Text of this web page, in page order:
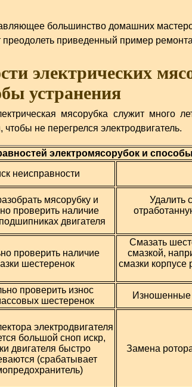
большинство домашних
приведенный пример
электрических
устранения
мясорубка служит много
не перегрелся электродвигатель.
электромясорубок и
неисправности
мясорубку и
проверить наличие
двигателя
Удалить
проверить наличие
шестеренок
Смазать
смазкой,
смазки корпусе
проверить износ
шестеренок
Изношенные
электродвигателя
большой сноп искр,
двигателя быстро
(срабатывает
Замена